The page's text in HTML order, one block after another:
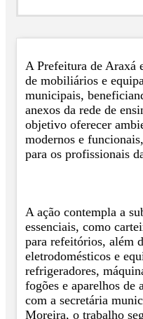
A Prefeitura de Araxá
de mobiliários e
municipais,
anexos da rede de
objetivo oferecer
modernos e
para os profissionais
A ação contempla a
essenciais, como
para refeitórios, além
eletrodomésticos e
refrigeradores,
fogões e aparelhos de
com a secretária
Moreira, o trabalho